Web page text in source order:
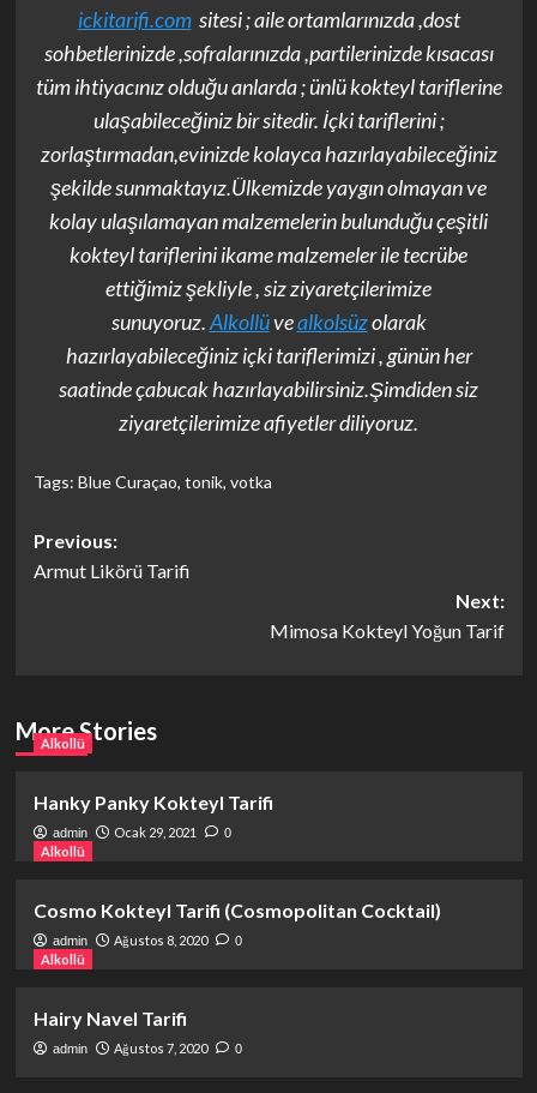
ickitarifi.comsitesi ; aile ortamlarınızda ,dost
sohbetlerinizde ,sofralarınızda ,partilerinizde kısacası
tüm ihtiyacınız olduğu anlarda ; ünlü kokteyl tariflerine
ulaşabileceğiniz bir sitedir. İçki tariflerini ;
zorlaştırmadan,evinizde kolayca hazırlayabileceğiniz
şekilde sunmaktayız.Ülkemizde yaygın olmayan ve
kolay ulaşılamayan malzemelerin bulunduğu çeşitli
kokteyl tariflerini ikame malzemeler ile tecrübe
ettiğimiz şekliyle , siz ziyaretçilerimize
sunuyoruz.Alkollüvealkolsüzolarak
hazırlayabileceğiniz içki tariflerimizi , günün her
saatinde çabucak hazırlayabilirsiniz.Şimdiden siz
ziyaretçilerimize afiyetler diliyoruz.
Tags: Blue Curaçao, tonik, votka
Post
navigation
Previous:
Armut Likörü Tarifi
Next:
Mimosa Kokteyl Yoğun Tarif
More Stories
Alkollü
Hanky Panky Kokteyl Tarifi
admin Ocak 29, 2021 0
Alkollü
Cosmo Kokteyl Tarifi (Cosmopolitan Cocktail)
admin Ağustos 8, 2020 0
Alkollü
Hairy Navel Tarifi
admin Ağustos 7, 2020 0